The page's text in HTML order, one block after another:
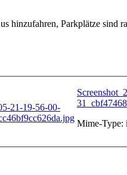
hinzufahren, Parkplätze sind
Mime-Type: